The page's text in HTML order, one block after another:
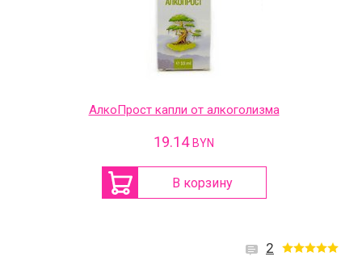
АлкоПрост капли от алкоголизма
19.14 BYN
В корзину
2